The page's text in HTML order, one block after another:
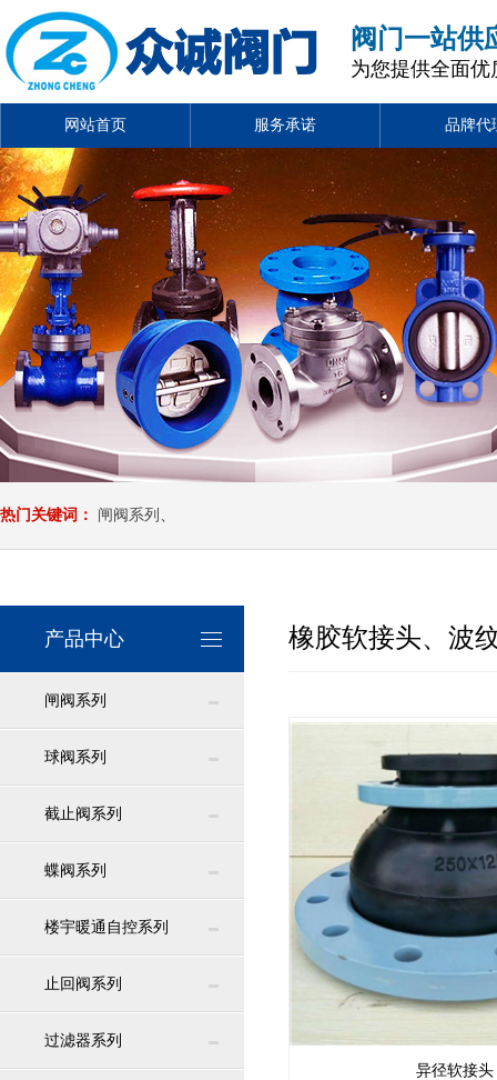
阀门一站供
为您提供全面
网站首页 服务承诺 品牌代
热门关键词： 闸阀系列 、
产品中心
闸阀系列
球阀系列
截止阀系列
蝶阀系列
楼宇暖通自控系列
止回阀系列
过滤器系列
橡胶软接头、波
异径软接头